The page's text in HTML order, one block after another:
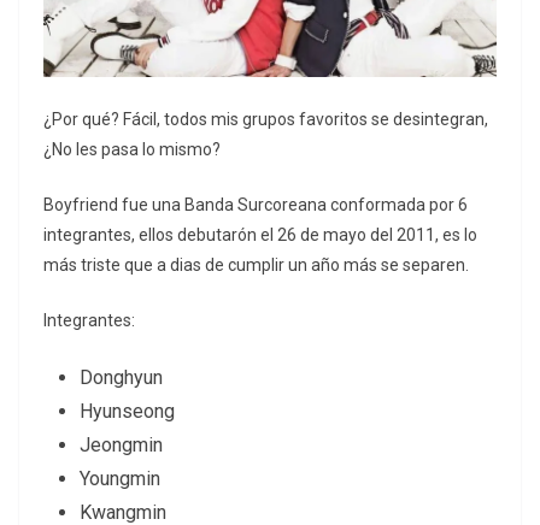
¿Por qué? Fácil, todos mis grupos favoritos se desintegran,
¿No les pasa lo mismo?
Boyfriend fue una Banda Surcoreana conformada por 6
integrantes, ellos debutarón el 26 de mayo del 2011, es lo
más triste que a dias de cumplir un año más se separen.
Integrantes:
Donghyun
Hyunseong
Jeongmin
Youngmin
Kwangmin